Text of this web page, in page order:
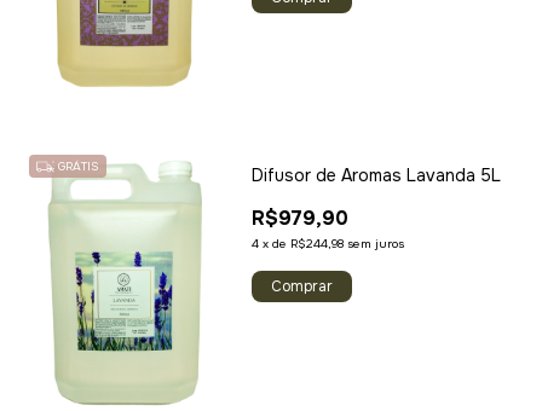
GRÁTIS Difusor de Aromas Lavanda 5L
R$979,90
4 x de R$244,98 sem juros